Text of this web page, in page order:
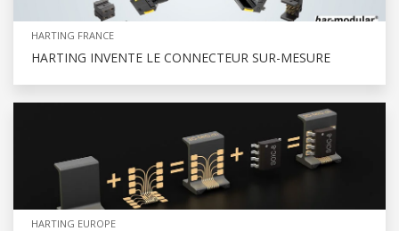
HARTING FRANCE
HARTING INVENTE LE CONNECTEUR SUR-MESURE
HARTING EUROPE